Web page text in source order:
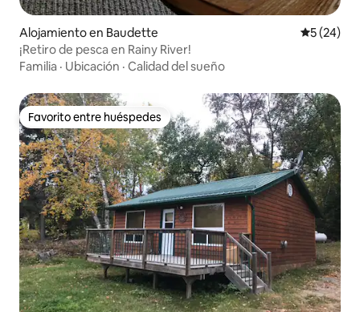
Alojamiento en Baudette
5 (24)
¡Retiro de pesca en Rainy River!
Familia · Ubicación · Calidad del sueño
Favorito entre huéspedes
Favorito entre huéspedes